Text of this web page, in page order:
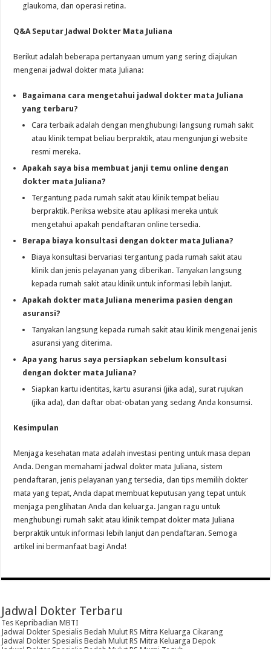
glaukoma, dan operasi retina.
Q&A Seputar Jadwal Dokter Mata Juliana
Berikut adalah beberapa pertanyaan umum yang sering diajukan
mengenai jadwal dokter mata Juliana:
Bagaimana cara mengetahui jadwal dokter mata Juliana
yang terbaru?
Cara terbaik adalah dengan menghubungi langsung rumah sakit
atau klinik tempat beliau berpraktik, atau mengunjungi website
resmi mereka.
Apakah saya bisa membuat janji temu online dengan
dokter mata Juliana?
Tergantung pada rumah sakit atau klinik tempat beliau
berpraktik. Periksa website atau aplikasi mereka untuk
mengetahui apakah pendaftaran online tersedia.
Berapa biaya konsultasi dengan dokter mata Juliana?
Biaya konsultasi bervariasi tergantung pada rumah sakit atau
klinik dan jenis pelayanan yang diberikan. Tanyakan langsung
kepada rumah sakit atau klinik untuk informasi lebih lanjut.
Apakah dokter mata Juliana menerima pasien dengan
asuransi?
Tanyakan langsung kepada rumah sakit atau klinik mengenai jenis
asuransi yang diterima.
Apa yang harus saya persiapkan sebelum konsultasi
dengan dokter mata Juliana?
Siapkan kartu identitas, kartu asuransi (jika ada), surat rujukan
(jika ada), dan daftar obat-obatan yang sedang Anda konsumsi.
Kesimpulan
Menjaga kesehatan mata adalah investasi penting untuk masa depan
Anda. Dengan memahami jadwal dokter mata Juliana, sistem
pendaftaran, jenis pelayanan yang tersedia, dan tips memilih dokter
mata yang tepat, Anda dapat membuat keputusan yang tepat untuk
menjaga penglihatan Anda dan keluarga. Jangan ragu untuk
menghubungi rumah sakit atau klinik tempat dokter mata Juliana
berpraktik untuk informasi lebih lanjut dan pendaftaran. Semoga
artikel ini bermanfaat bagi Anda!
Jadwal Dokter Terbaru
Tes Kepribadian MBTI
Jadwal Dokter Spesialis Bedah Mulut RS Mitra Keluarga Cikarang
Jadwal Dokter Spesialis Bedah Mulut RS Mitra Keluarga Depok